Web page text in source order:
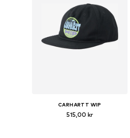
CARHARTT WIP
515,00 kr